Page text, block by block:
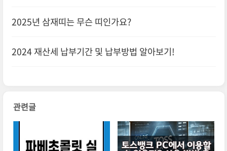
2025년 삼재띠는 무슨 띠인가요?
2024 재산세 납부기간 및 납부방법 알아보기!
관련글